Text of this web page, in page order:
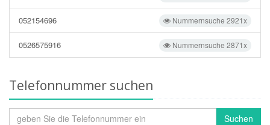
Nummernsuche 2921x
052154696
Nummernsuche 2871x
0526575916
Telefonnummer suchen
Suchen